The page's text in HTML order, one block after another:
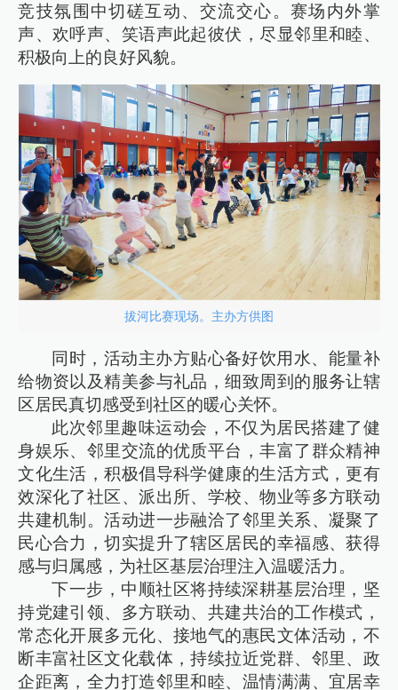
竞技氛围中切磋互动、交流交心。赛场内外掌
声、欢呼声、笑语声此起彼伏，尽显邻里和睦、
积极向上的良好风貌。
拔河比赛现场。主办方供图
同时，活动主办方贴心备好饮用水、能量补
给物资以及精美参与礼品，细致周到的服务让辖
区居民真切感受到社区的暖心关怀。
此次邻里趣味运动会，不仅为居民搭建了健
身娱乐、邻里交流的优质平台，丰富了群众精神
文化生活，积极倡导科学健康的生活方式，更有
效深化了社区、派出所、学校、物业等多方联动
共建机制。活动进一步融洽了邻里关系、凝聚了
民心合力，切实提升了辖区居民的幸福感、获得
感与归属感，为社区基层治理注入温暖活力。
下一步，中顺社区将持续深耕基层治理，坚
持党建引领、多方联动、共建共治的工作模式，
常态化开展多元化、接地气的惠民文体活动，不
断丰富社区文化载体，持续拉近党群、邻里、政
企距离，全力打造邻里和睦、温情满满、宜居幸